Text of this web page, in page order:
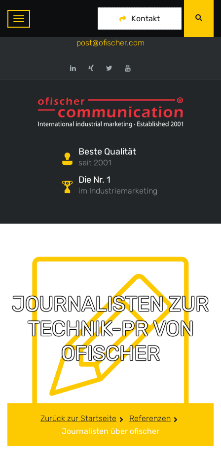
ofischer communication
+49-175-718 444 1
post@ofischer.com
Beste Qualität
seit 2001
Die Nr. 1
im Industriemarketing
Kontakt
JOURNALISTEN ZUR
TECHNIK-PR VON
OFISCHER
Zurück zur Startseite
Referenzen
Journalisten über ofischer